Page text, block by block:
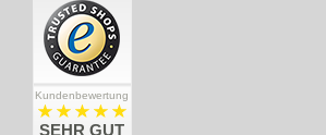
Kundenbewertung
SEHR GUT